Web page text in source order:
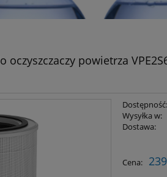
oczyszczaczy powietrza
Dostępność:
Wysyłka w:
Dostawa:
płatności
Cena: